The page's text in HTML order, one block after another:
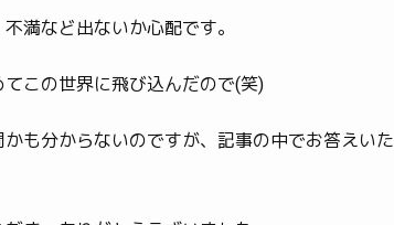
満など出ないか心配です。
この世界に飛び込んだので(笑)
も分からないのですが、記事の中でお答えいた